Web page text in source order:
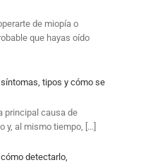
de miopía o
que hayas oído
tipos y cómo se
principal causa de
y, al mismo tiempo, [...]
detectarlo,